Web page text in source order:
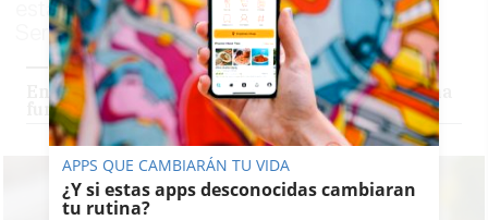
estacionado en un solar de la barriada
Sericícola
Encuentran a un hombre muerto dentro de una
furgoneta en El Puerto
APPS QUE CAMBIARÁN TU VIDA
¿Y si estas apps desconocidas cambiaran
tu rutina?